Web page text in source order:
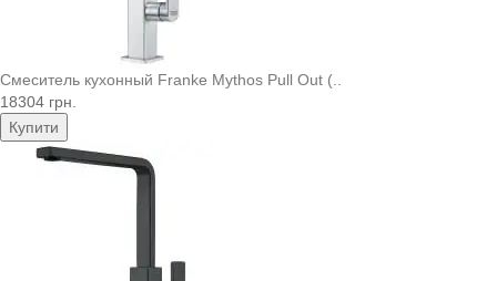
Смеситель кухонный Franke Mythos Pull Out (..
18304 грн.
Купити